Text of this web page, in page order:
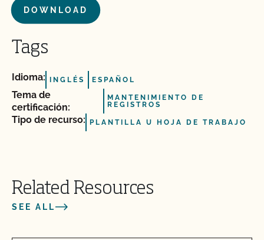
DOWNLOAD
Tags
Idioma: INGLÉS ESPAÑOL
Tema de
certificación:
MANTENIMIENTO DE
REGISTROS
Tipo de recurso: PLANTILLA U HOJA DE TRABAJO
Related Resources
SEE ALL